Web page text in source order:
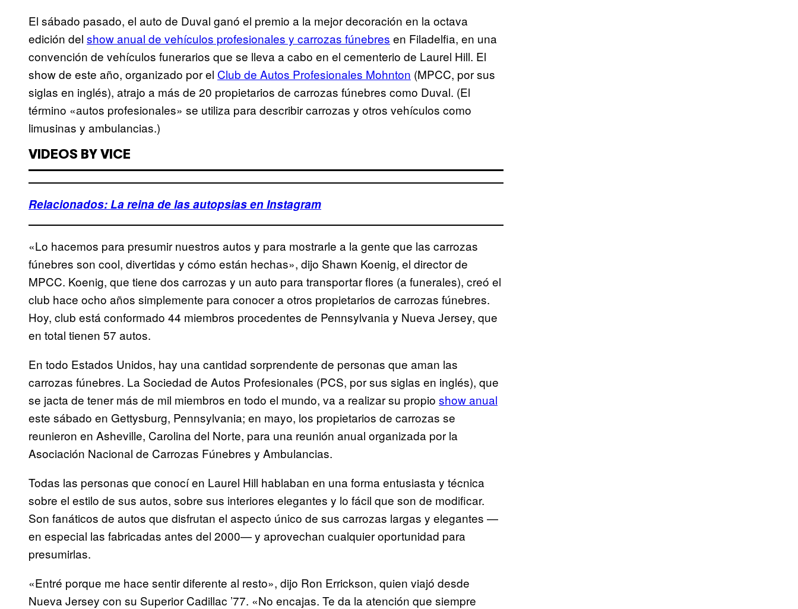
El sábado pasado, el auto de Duval ganó el premio a la mejor decoración en la octava
edición del show anual de vehículos profesionales y carrozas fúnebres en Filadelfia, en una
convención de vehículos funerarios que se lleva a cabo en el cementerio de Laurel Hill. El
show de este año, organizado por el Club de Autos Profesionales Mohnton (MPCC, por sus
siglas en inglés), atrajo a más de 20 propietarios de carrozas fúnebres como Duval. (El
término «autos profesionales» se utiliza para describir carrozas y otros vehículos como
limusinas y ambulancias.)
VIDEOS BY VICE
Relacionados: La reina de las autopsias en Instagram
«Lo hacemos para presumir nuestros autos y para mostrarle a la gente que las carrozas
fúnebres son cool, divertidas y cómo están hechas», dijo Shawn Koenig, el director de
MPCC. Koenig, que tiene dos carrozas y un auto para transportar flores (a funerales), creó el
club hace ocho años simplemente para conocer a otros propietarios de carrozas fúnebres.
Hoy, club está conformado 44 miembros procedentes de Pennsylvania y Nueva Jersey, que
en total tienen 57 autos.
En todo Estados Unidos, hay una cantidad sorprendente de personas que aman las
carrozas fúnebres. La Sociedad de Autos Profesionales (PCS, por sus siglas en inglés), que
se jacta de tener más de mil miembros en todo el mundo, va a realizar su propio show anual
este sábado en Gettysburg, Pennsylvania; en mayo, los propietarios de carrozas se
reunieron en Asheville, Carolina del Norte, para una reunión anual organizada por la
Asociación Nacional de Carrozas Fúnebres y Ambulancias.
Todas las personas que conocí en Laurel Hill hablaban en una forma entusiasta y técnica
sobre el estilo de sus autos, sobre sus interiores elegantes y lo fácil que son de modificar.
Son fanáticos de autos que disfrutan el aspecto único de sus carrozas largas y elegantes —
en especial las fabricadas antes del 2000— y aprovechan cualquier oportunidad para
presumirlas.
«Entré porque me hace sentir diferente al resto», dijo Ron Errickson, quien viajó desde
Nueva Jersey con su Superior Cadillac ’77. «No encajas. Te da la atención que siempre